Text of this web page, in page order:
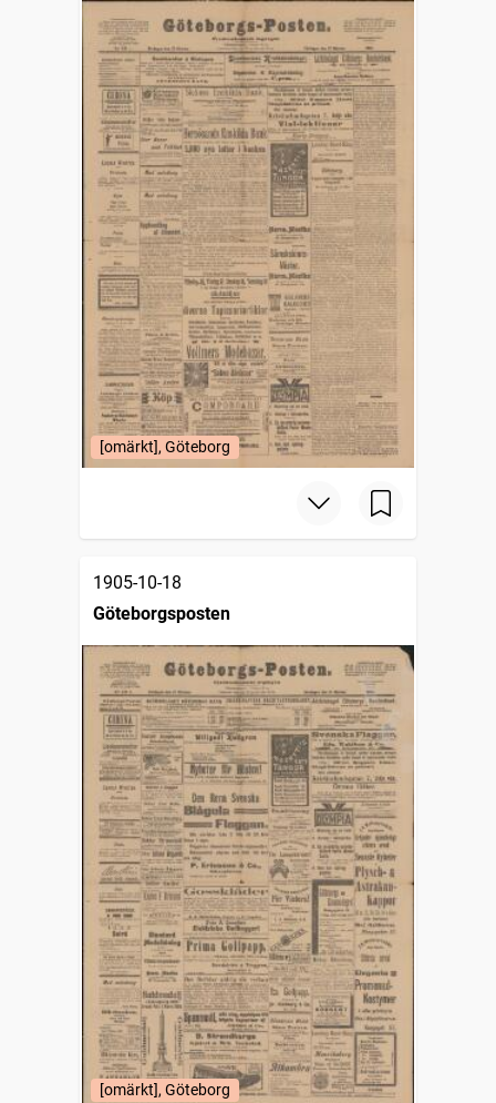
[omärkt], Göteborg
1905-10-18
Göteborgsposten
[omärkt], Göteborg